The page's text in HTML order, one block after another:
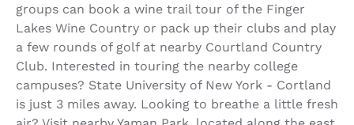
groups can book a wine trail tour of the Finger
Lakes Wine Country or pack up their clubs and play
a few rounds of golf at nearby Courtland Country
Club. Interested in touring the nearby college
campuses? State University of New York - Cortland
is just 3 miles away. Looking to breathe a little fresh